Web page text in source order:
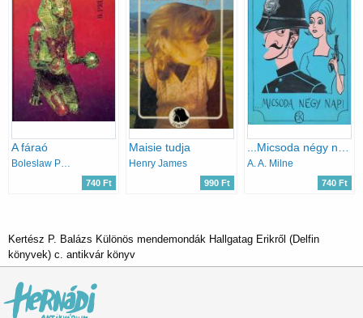
A fáraó
Boleslaw Prus
740 Ft
Maisie tudja
Henry James
990 Ft
...Micsoda négy nap!
A. A. Milne
740 Ft
Kertész P. Balázs Különös mendemondák Hallgatag Erikről (Delfin
könyvek) c. antikvár könyv